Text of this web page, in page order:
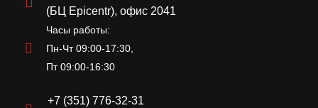
(БЦ Epicentr), офис 2041
Часы работы:
Пн-Чт 09:00-17:30,
Пт 09:00-16:30
+7 (351) 776-32-31